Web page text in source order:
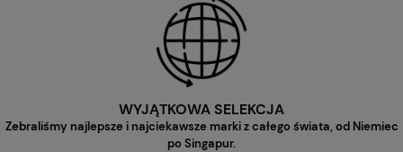
WYJĄTKOWA SELEKCJA
Zebraliśmy najlepsze i najciekawsze marki z całego świata, od Niemiec
po Singapur.